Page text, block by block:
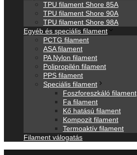
TPU filament Shore 85A
TPU filament Shore 90A
TPU filament Shore 98A
Egyéb és speciális filament
PCTG filament
ASA filament
PA Nylon filament
Polipropilén filament
PPS filament
Speciális filament
Foszforeszkáló filament
Fa filament
Kő hatású filament
Kompozit filament
Termoaktív filament
Filament válogatás